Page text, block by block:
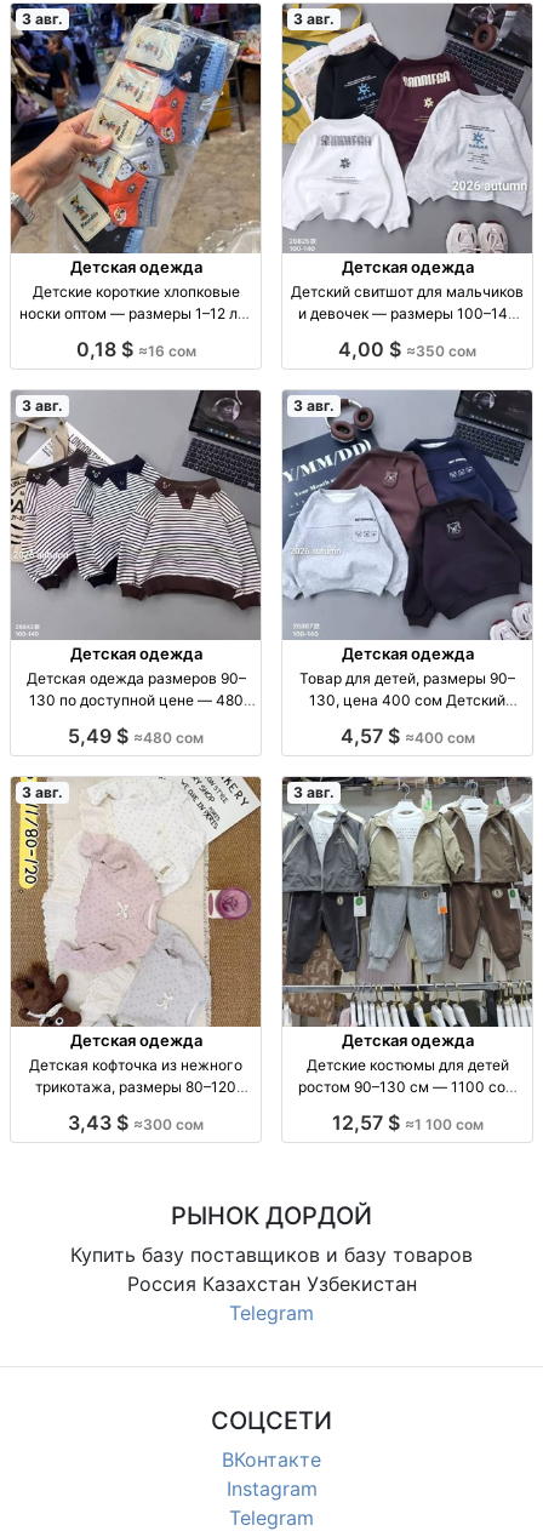
ограниченная парти
3 авг.
Детская одежда
Детские короткие хлопковые
носки оптом — размеры 1–12 лет
4–8, 8–12 лет, уп. 10 шт.
0,18 $ ≈16 сом
3 авг.
Детская одежда
Детский свитшот для мальчиков
и девочек — размеры 100–140
100–140, 350 сом
4,00 $ ≈350 сом
3 авг.
Детская одежда
Детская одежда размеров 90–
130 по доступной цене — 480
480 сом
5,49 $ ≈480 сом
3 авг.
Детская одежда
Товар для детей, размеры 90–
130, цена 400 сом Детский
4,57 $ ≈400 сом
3 авг.
Детская одежда
Детская кофточка из нежного
трикотажа, размеры 80–120
р-р 80–120, мягкая, удобная,
3,43 $ ≈300 сом
3 авг.
Детская одежда
Детские костюмы для детей
ростом 90–130 см — 1100 сом
см, 1100 сом
12,57 $ ≈1 100 сом
РЫНОК ДОРДОЙ
Купить базу поставщиков и базу товаров
Россия Казахстан Узбекистан
Telegram
СОЦСЕТИ
ВКонтакте
Instagram
Telegram